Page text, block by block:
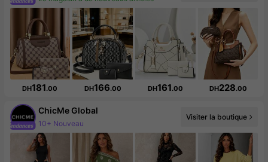
DH181.00 DH166.00 DH161.00 DH228.00
ChicMe Global
10+ Nouveau
Visiter la boutique